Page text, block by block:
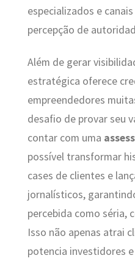
especializados e
percepção de
Além de gerar
estratégica oferece
empreendedores
desafio de provar seu
contar com uma
possível transformar
cases de clientes e
jornalísticos,
percebida como séria,
Isso não apenas atrai
potencia investidores